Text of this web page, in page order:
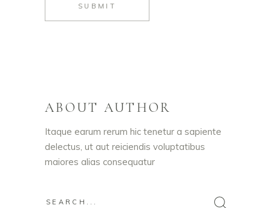
SUBMIT
ABOUT AUTHOR
Itaque earum rerum hic tenetur a sapiente
delectus, ut aut reiciendis voluptatibus
maiores alias consequatur
Search